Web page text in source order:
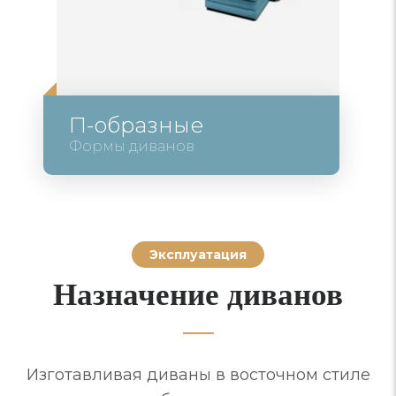
П-образные
Формы диванов
Эксплуатация
Назначение диванов
Изготавливая диваны в восточном стиле